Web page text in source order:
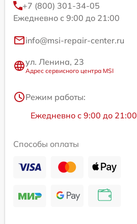
+7 (800) 301-34-05
Ежедневно с 9:00 до 21:00
info@msi-repair-center.ru
ул. Ленина, 23
Адрес сервисного центра MSI
Режим работы:
Ежедневно с 9:00 до 21:00
Способы оплаты